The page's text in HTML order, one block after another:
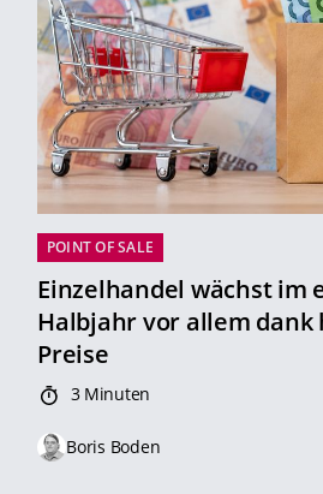
POINT OF SALE
Einzelhandel wächst im
Halbjahr vor allem dank
Preise
3 Minuten
Boris Boden